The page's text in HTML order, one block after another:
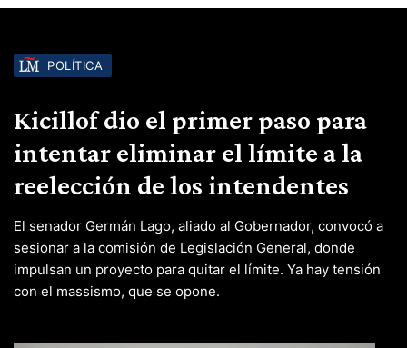
POLÍTICA
Kicillof dio el primer paso para
intentar eliminar el límite a la
reelección de los intendentes
El senador Germán Lago, aliado al Gobernador, convocó a
sesionar a la comisión de Legislación General, donde
impulsan un proyecto para quitar el límite. Ya hay tensión
con el massismo, que se opone.